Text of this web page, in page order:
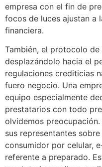
empresa con el fin de
focos de luces ajustan a
financiera.
También, el protocolo
desplazándolo hacia el
regulaciones crediticias
fuero negocio. Una
equipo especialmente
prestatarios con todo
olvidemos
sus representantes
consumidor por celular,
referente a preparado.